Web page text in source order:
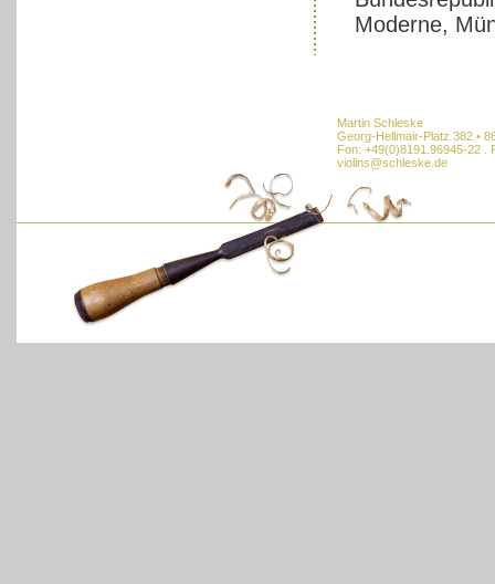
Moderne,
Martin Schleske
Georg-Hellmair-Platz 382 •
Fon: +49(0)8191.96945-22 .
violins@schleske.de